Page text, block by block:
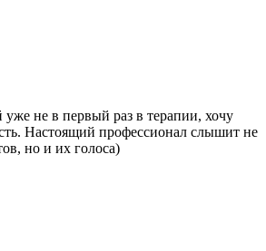
уже не в первый раз в терапии, хочу
Настоящий профессионал слышит не
но и их голоса)